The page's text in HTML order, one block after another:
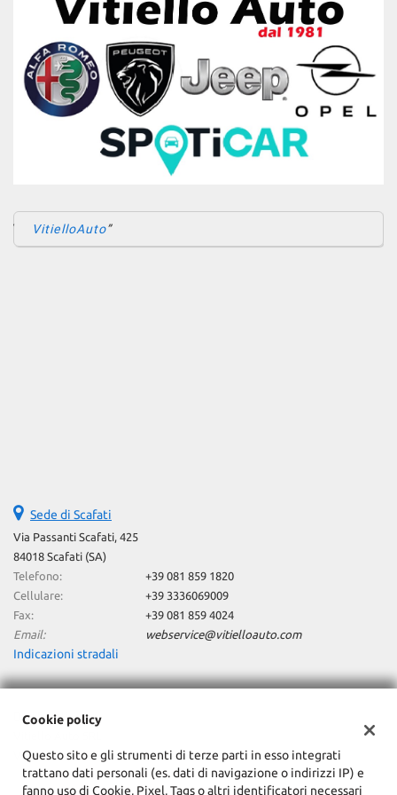
trazione • Cruise Control • ESP • Fari Xenon • Frenata d'emergenza
assistita • Immobilizzatore elettronico • Sensore di luce • Sensore
di pioggia • Sensori di parcheggio posteriori • Servosterzo •
Navigatore satellitare • Specchietti laterali elettrici
VitielloAuto
Sede di Scafati
Via Passanti Scafati, 425
84018 Scafati (SA)
Telefono:
+39 081 859 1820
Cellulare:
+39 3336069009
Fax:
+39 081 859 4024
Email:
webservice@vitielloauto.com
Indicazioni stradali
Dati fiscali:
Via Passanti, 425, 82018 Scafati (SA)
C.F/P.IVA:06080330654
Cookie policy
Questo sito e gli strumenti di terze parti in esso integrati
trattano dati personali (es. dati di navigazione o indirizzi IP) e
fanno uso di Cookie, Pixel, Tags o altri identificatori necessari
impostazioni